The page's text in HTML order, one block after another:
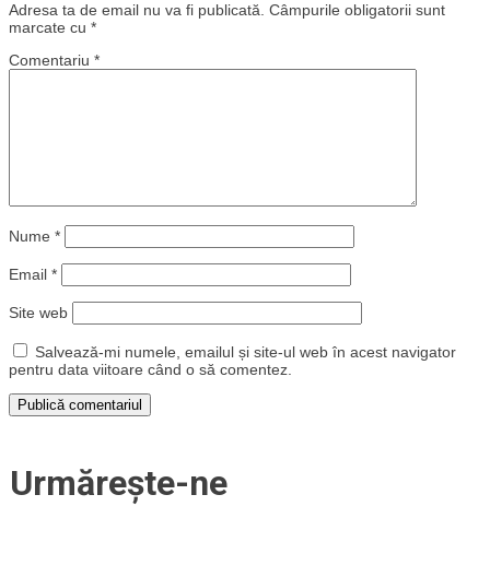
Adresa ta de email nu va fi publicată. Câmpurile obligatorii sunt
marcate cu *
Comentariu *
Nume *
Email *
Site web
Salvează-mi numele, emailul și site-ul web în acest navigator
pentru data viitoare când o să comentez.
Urmărește-ne